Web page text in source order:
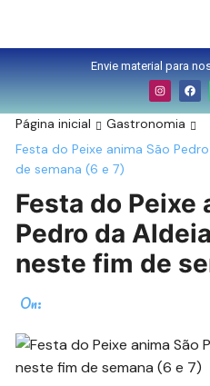
Envie material para
Página inicial
Gastronomia
Festa do Peixe anima São
de semana (6 e 7)
Festa do Peixe
Pedro da
neste fim de
On: